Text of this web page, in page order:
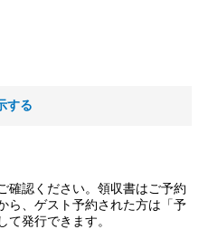
する
確認ください。領収書はご予約
ら、ゲスト予約された方は「予
て発行できます。